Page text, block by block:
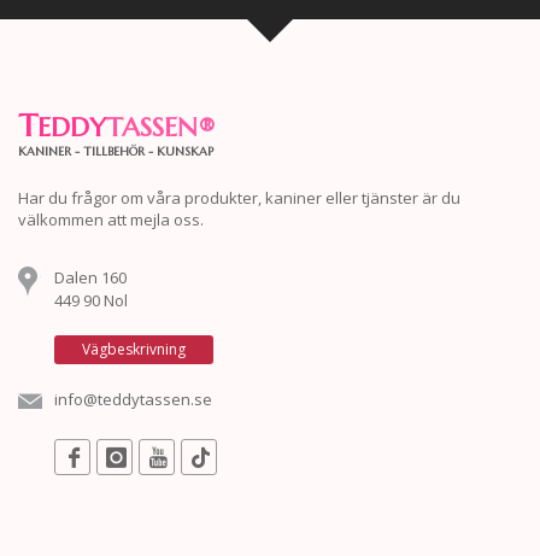
TEDDYTASSEN®
KANINER - TILLBEHÖR - KUNSKAP
Har du frågor om våra produkter, kaniner eller tjänster är du
välkommen att mejla oss.
Dalen 160
449 90 Nol
Vägbeskrivning
info@teddytassen.se